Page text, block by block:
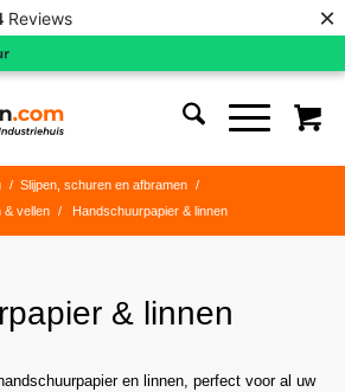
Reviews ×
/ Slijpen, schuren en afbramen
/
& vellen
/ Handschuurpapier & linnen
& linnen
en linnen, perfect voor al uw